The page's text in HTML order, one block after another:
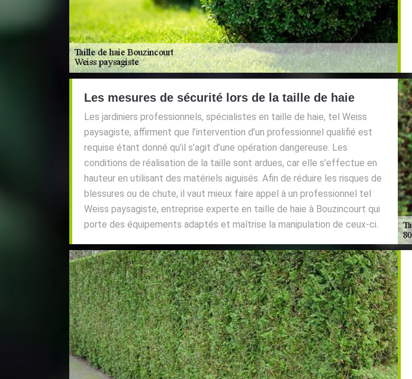
Les mesures de sécurité lors de la taille de haie
Les jardiniers professionnels, spécialistes en taille de haie, tel Weiss
paysagiste, affirment que l’intervention d’un professionnel qualifié est
requise étant donné qu’il s’agit d’une opération dangereuse. Les
conditions de réalisation de la taille sont ardues, car elle s’effectue en
hauteur en utilisant des matériels aiguisés. Afin de réduire les risques de
blessures ou de chute, il vaut mieux faire appel à un professionnel tel
Weiss paysagiste, entreprise experte en taille de haie à Bouzincourt qui
porte des équipements adaptés et maîtrise la manipulation de ceux-ci.